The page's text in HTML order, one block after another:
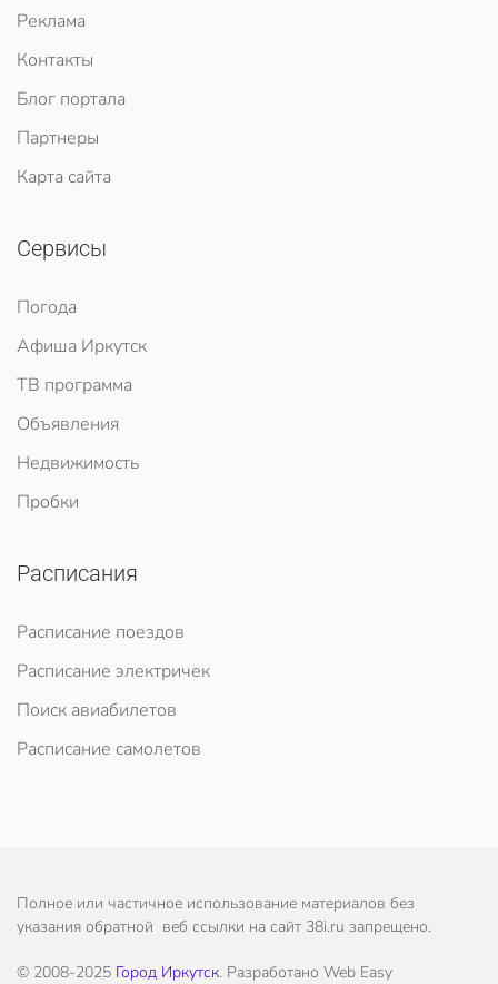
Реклама
Контакты
Блог портала
Партнеры
Карта сайта
Сервисы
Погода
Афиша Иркутск
ТВ программа
Объявления
Недвижимость
Пробки
Расписания
Расписание поездов
Расписание электричек
Поиск авиабилетов
Расписание самолетов
Полное или частичное использование материалов без
указания обратной веб ссылки на сайт 38i.ru запрещено.
© 2008-2025 Город Иркутск. Разработано Web Easy